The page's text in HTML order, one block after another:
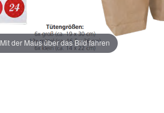
Mit der Maus über das Bild fahren